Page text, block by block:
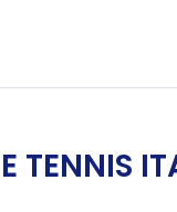
TENNIS